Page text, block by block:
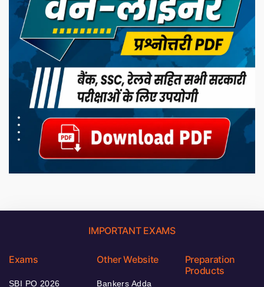
IMPORTANT EXAMS
Exams
SBI PO 2026
Other Website
Bankers Adda
Preparation
Products